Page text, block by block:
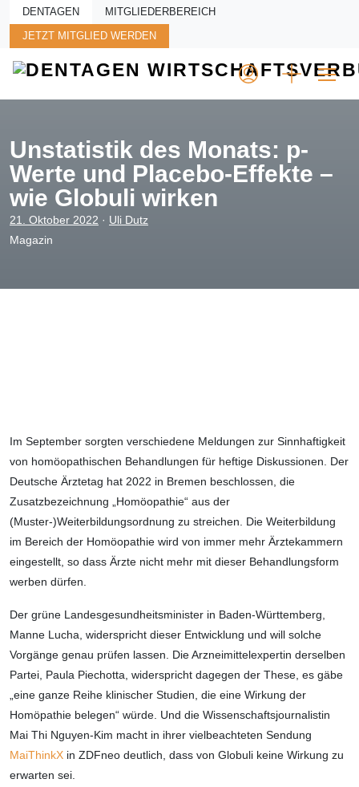
Skip to main content
DENTAGEN MITGLIEDERBEREICH
JETZT MITGLIED WERDEN
Unstatistik des Monats: p-
Werte und Placebo-Effekte –
wie Globuli wirken
21. Oktober 2022 · Uli Dutz
Magazin
Im September sorgten verschiedene Meldungen zur Sinnhaftigkeit
von homöopathischen Behandlungen für heftige Diskussionen. Der
Deutsche Ärztetag hat 2022 in Bremen beschlossen, die
Zusatzbezeichnung „Homöopathie“ aus der
(Muster-)Weiterbildungsordnung zu streichen. Die Weiterbildung
im Bereich der Homöopathie wird von immer mehr Ärztekammern
eingestellt, so dass Ärzte nicht mehr mit dieser Behandlungsform
werben dürfen.
Der grüne Landesgesundheitsminister in Baden-Württemberg,
Manne Lucha, widerspricht dieser Entwicklung und will solche
Vorgänge genau prüfen lassen. Die Arzneimittelexpertin derselben
Partei, Paula Piechotta, widerspricht dagegen der These, es gäbe
„eine ganze Reihe klinischer Studien, die eine Wirkung der
Homöpathie belegen“ würde. Und die Wissenschaftsjournalistin
Mai Thi Nguyen-Kim macht in ihrer vielbeachteten Sendung
MaiThinkX in ZDFneo deutlich, dass von Globuli keine Wirkung zu
erwarten sei.